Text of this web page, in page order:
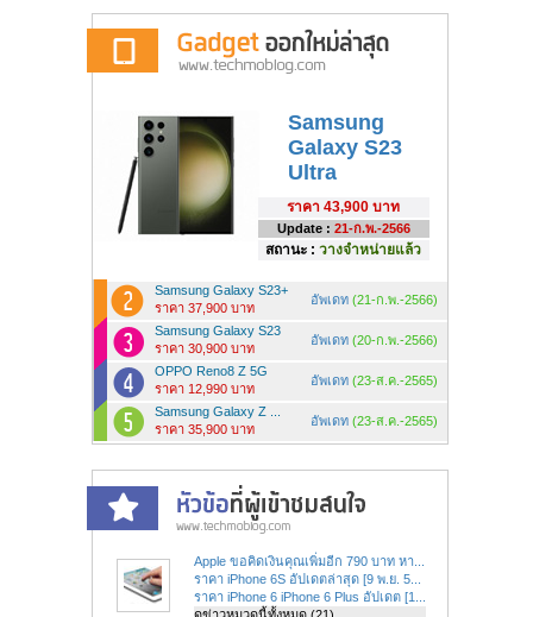
Samsung
Galaxy S23
Ultra
ราคา 43,900 บาท
Update : 21-ก.พ.-2566
สถานะ : วางจำหน่ายแล้ว
Samsung Galaxy S23+
ราคา 37,900 บาท
อัพเดท (21-ก.พ.-2566)
Samsung Galaxy S23
ราคา 30,900 บาท
อัพเดท (20-ก.พ.-2566)
OPPO Reno8 Z 5G
ราคา 12,990 บาท
อัพเดท (23-ส.ค.-2565)
Samsung Galaxy Z ...
ราคา 35,900 บาท
อัพเดท (23-ส.ค.-2565)
Apple ขอคิดเงินคุณเพิ่มอีก 790 บาท หา...
ราคา iPhone 6S อัปเดตล่าสุด [9 พ.ย. 5...
ราคา iPhone 6 iPhone 6 Plus อัปเดต [1...